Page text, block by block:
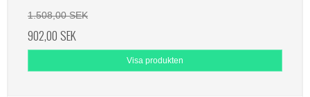
1.508,00 SEK
902,00 SEK
Visa produkten